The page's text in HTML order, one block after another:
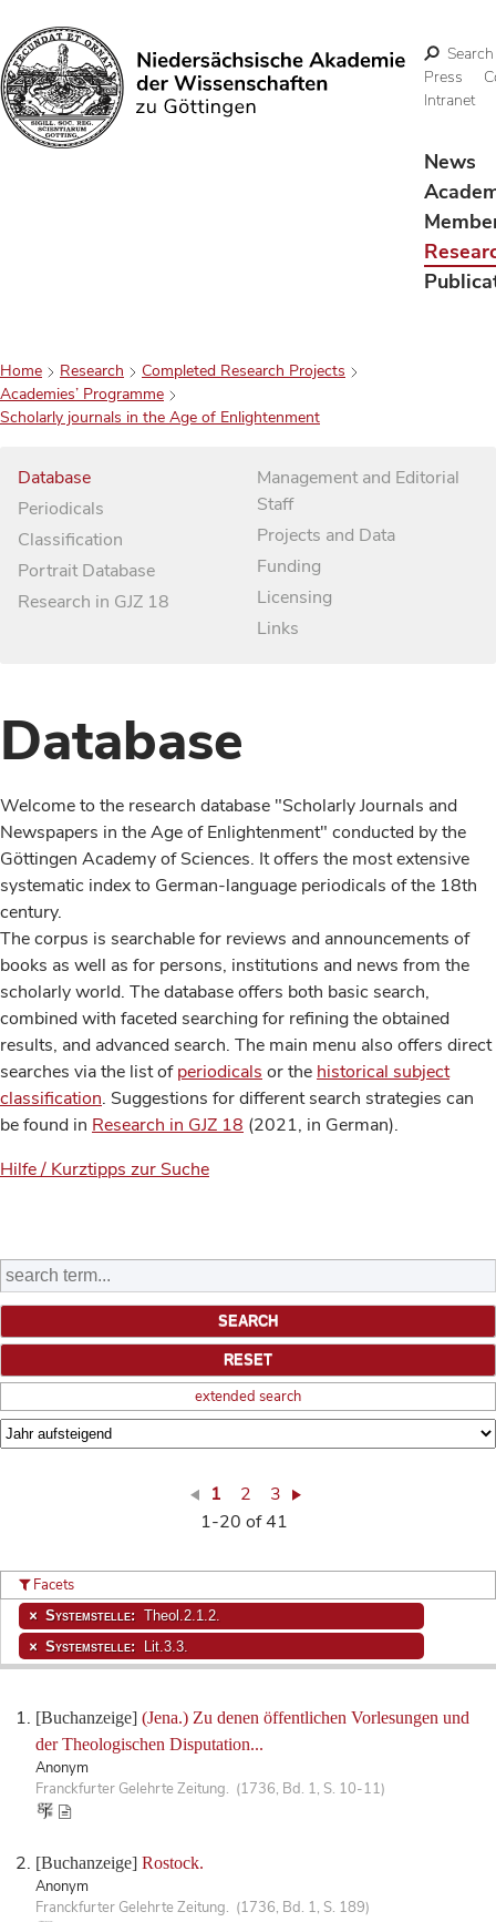
Search
Search
Press
Intranet
News
Home Research
Completed Research Projects
Academies’ Programme
Scholarly journals in the Age of Enlightenment
Database
Periodicals
Classification
Portrait Database
Research in GJZ 18
Management and Editorial
Staff
Projects and Data
Funding
Licensing
Links
Database
Welcome to the research database "Scholarly Journals and
Newspapers in the Age of Enlightenment" conducted by the
Göttingen Academy of Sciences. It offers the most extensive
systematic index to German-language periodicals of the 18th
century.
The corpus is searchable for reviews and announcements of
books as well as for persons, institutions and news from the
scholarly world. The database offers both basic search,
combined with faceted searching for refining the obtained
results, and advanced search. The main menu also offers direct
searches via the list ofperiodicals or the historical subject
classification. Suggestions for different search strategies can
be found in Research in GJZ 18 (2021, in German).
Hilfe / Kurztipps zur Suche
extended search
1 2
3
1-20 of 41
[Buchanzeige] (Jena.) Zu denen öffentlichen Vorlesungen und
der Theologischen Disputation...
Anonym
Franckfurter Gelehrte Zeitung. (1736, Bd. 1, S. 10-11)
[Buchanzeige] Rostock.
Anonym
Franckfurter Gelehrte Zeitung. (1736, Bd. 1, S. 189)
Facets
Systemstelle: Theol.2.1.2.
Systemstelle: Lit.3.3.